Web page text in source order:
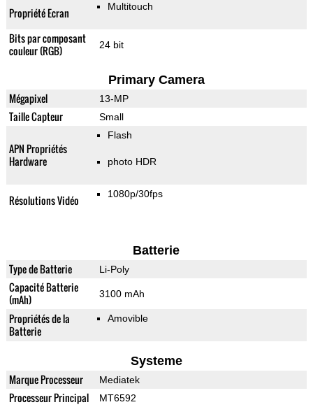
Propriété Ecran Multitouch
Bits par composant
couleur (RGB)
24 bit
Primary Camera
Mégapixel 13-MP
Taille Capteur Small
APN Propriétés
Hardware
Flash
photo HDR
Résolutions Vidéo 1080p/30fps
Batterie
Type de Batterie Li-Poly
Capacité Batterie
(mAh)
3100 mAh
Propriétés de la
Batterie
Amovible
Systeme
Marque Processeur Mediatek
Processeur Principal MT6592